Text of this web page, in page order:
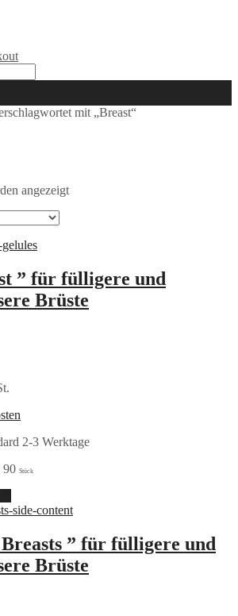
mit „Breast“
angezeigt
” für fülligere und
Brüste
2-3 Werktage
90 Stück
” für fülligere und
Brüste